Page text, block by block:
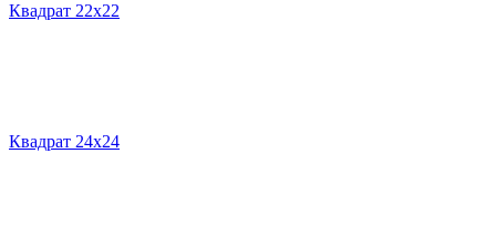
Квадрат 22х22
Квадрат 24х24